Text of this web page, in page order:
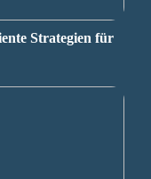
Strategien für